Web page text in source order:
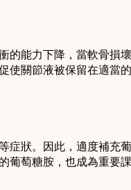
的能力下降，當軟骨損
使關節液被保留在適當
症狀。因此，適度補充
葡萄糖胺，也成為重要課